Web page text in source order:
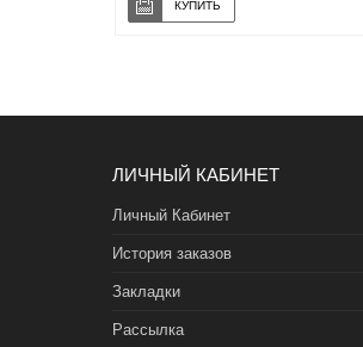
ЛИЧНЫЙ КАБИНЕТ
Личный Кабинет
История заказов
Закладки
Рассылка